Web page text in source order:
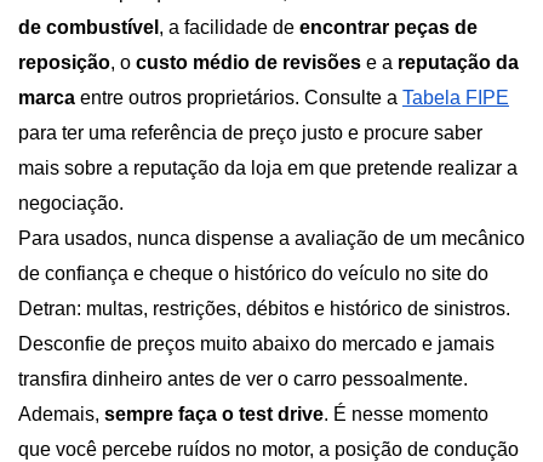
de combustível , a facilidade de encontrar peças de
reposição, o custo médio de revisões e a reputação da
marca entre outros proprietários. Consulte a Tabela FIPE
para ter uma referência de preço justo e procure saber
mais sobre a reputação da loja em que pretende realizar a
negociação.
Para usados, nunca dispense a avaliação de um mecânico
de confiança e cheque o histórico do veículo no site do
Detran: multas, restrições, débitos e histórico de sinistros.
Desconfie de preços muito abaixo do mercado e jamais
transfira dinheiro antes de ver o carro pessoalmente.
Ademais, sempre faça o test drive. É nesse momento
que você percebe ruídos no motor, a posição de condução